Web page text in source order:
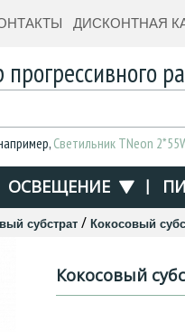
ДИСКОНТНАЯ
Светильник TNeon
ОСВЕЩЕНИЕ |
субстрат / Кокосовый
Кокосовый